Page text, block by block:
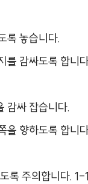
록 놓습니다.
를 감싸도록 합니
감싸 잡습니다.
을 향하도록 합니
록 주의합니다.